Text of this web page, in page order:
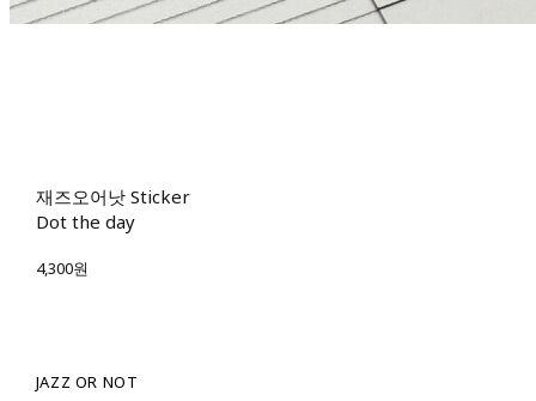
재즈오어낫 Sticker
Dot the day
4,300원
JAZZ OR NOT